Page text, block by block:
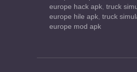
europe hack apk truck
europe hile apk truck
europe mod apk